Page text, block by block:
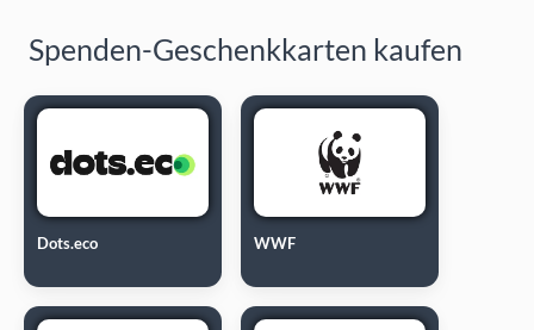
Spenden-Geschenkkarten kaufen
Dots.eco WWF